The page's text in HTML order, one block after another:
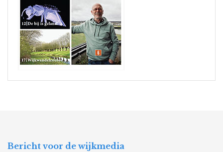
Bericht voor de wijkmedia